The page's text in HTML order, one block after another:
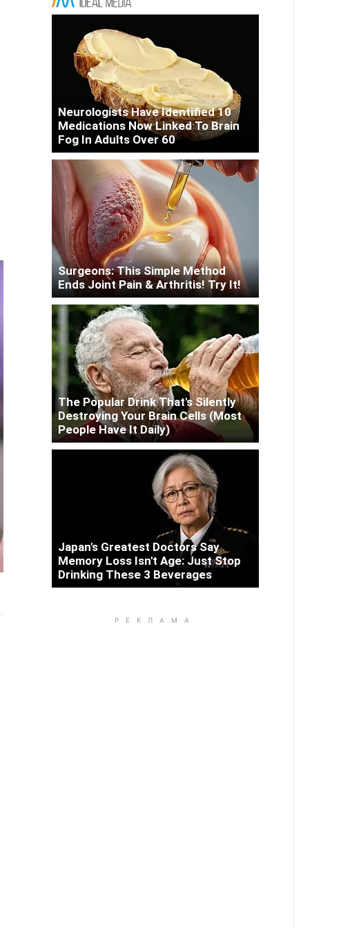
Neurologists Have Identified 10
Medications Now Linked To Brain
Fog In Adults Over 60
Surgeons: This Simple Method
Ends Joint Pain & Arthritis! Try It!
The Popular Drink That's Silently
Destroying Your Brain Cells (Most
People Have It Daily)
Japan's Greatest Doctors Say
Memory Loss Isn't Age: Just Stop
Drinking These 3 Beverages